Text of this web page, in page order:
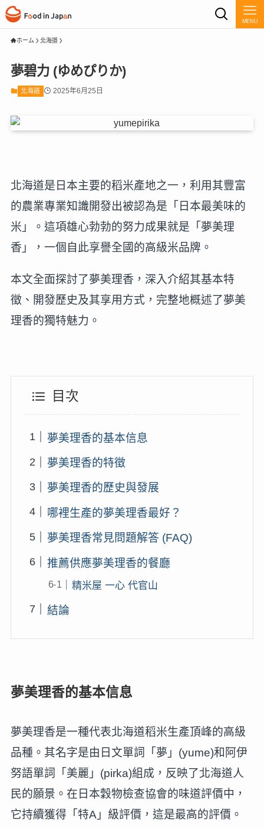
MENU
ホーム 北海道
夢碧力 (ゆめぴりか)
北海道 2025年6月25日
北海道是日本主要的稻米產地之一，利用其豐富
的農業專業知識開發出被認為是「日本最美味的
米」。這項雄心勃勃的努力成果就是「夢美理
香」，一個自此享譽全國的高級米品牌。
本文全面探討了夢美理香，深入介紹其基本特
徵、開發歷史及其享用方式，完整地概述了夢美
理香的獨特魅力。
目次
夢美理香的基本信息
夢美理香的特徵
夢美理香的歷史與發展
哪裡生產的夢美理香最好？
夢美理香常見問題解答 (FAQ)
推薦供應夢美理香的餐廳
精米屋 一心 代官山
結論
夢美理香的基本信息
夢美理香是一種代表北海道稻米生產頂峰的高級
品種。其名字是由日文單詞「夢」(yume)和阿伊
努語單詞「美麗」(pirka)組成，反映了北海道人
民的願景。在日本穀物檢查協會的味道評價中，
它持續獲得「特A」級評價，這是最高的評價。